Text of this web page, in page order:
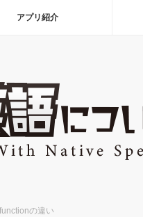
アプリ紹介
の違い